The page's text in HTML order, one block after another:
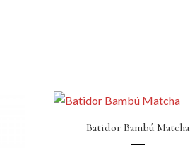
Batidor Bambú Matcha